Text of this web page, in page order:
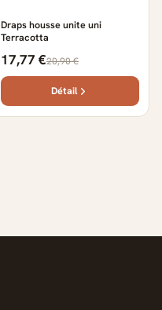
Draps housse unite uni
Terracotta
17,77 €20,90 €
Détail